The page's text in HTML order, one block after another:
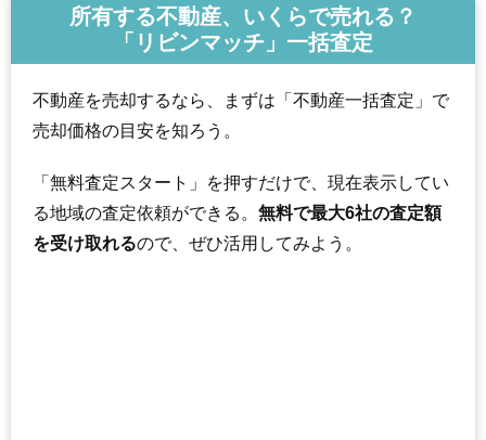
所有する不動産、いくらで売れる？
「リビンマッチ」一括査定
不動産を売却するなら、まずは「不動産一括査定」で
売却価格の目安を知ろう。
「無料査定スタート」を押すだけで、現在表示してい
る地域の査定依頼ができる。 無料で最大6社の査定額
を受け取れるので、ぜひ活用してみよう。